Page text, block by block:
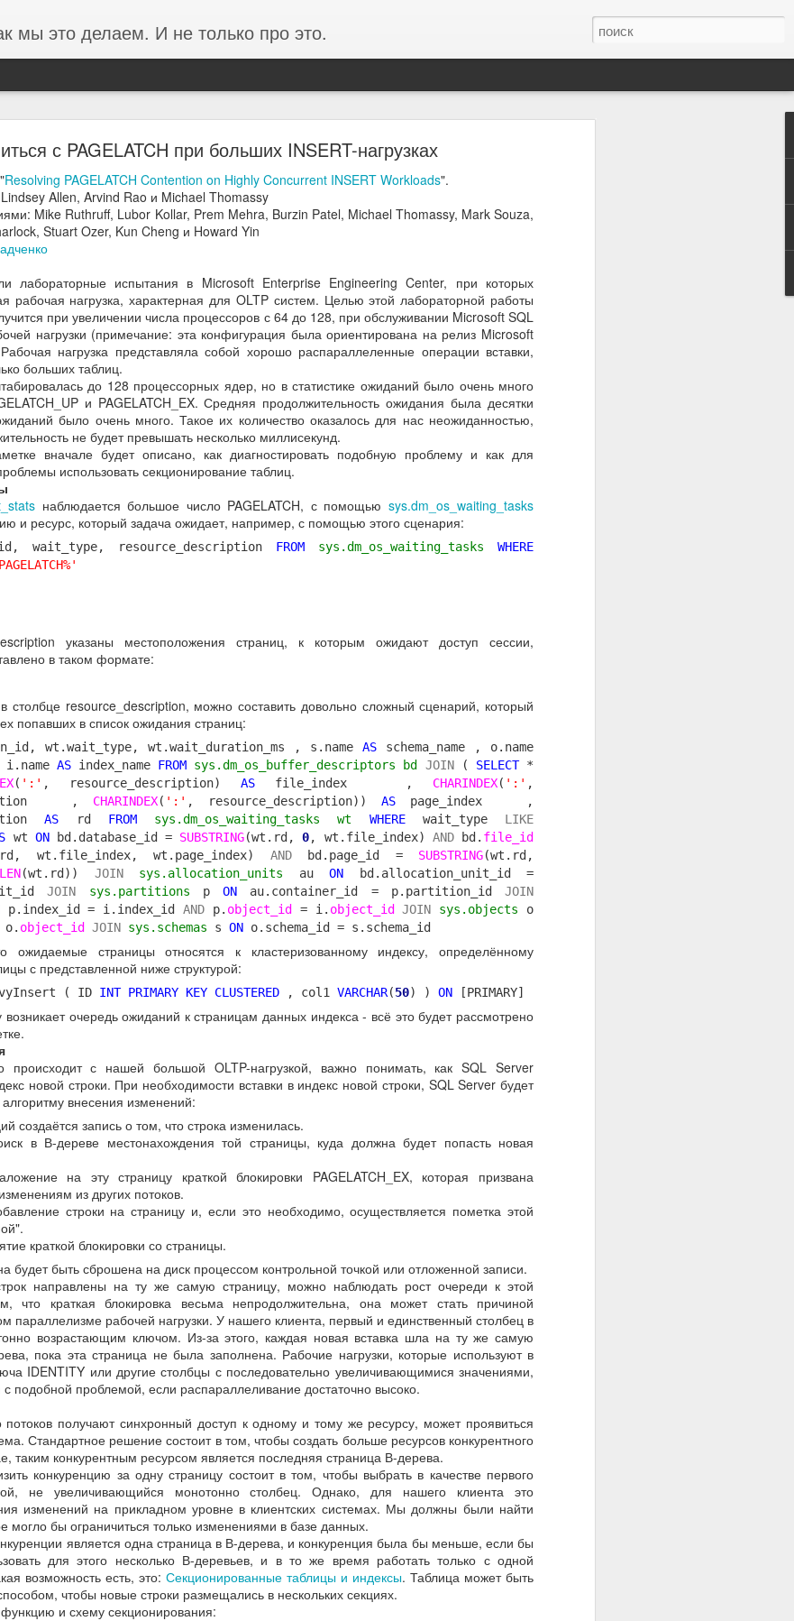
с PAGELATCH при больших INSERT-нагрузках
Resolving PAGELATCH Contention on Highly Concurrent INSERT Workloads".
Allen, Arvind Rao и Michael Thomassy
Mike Ruthruff, Lubor Kollar, Prem Mehra, Burzin Patel, Michael Thomassy, Mark Souza,
Stuart Ozer, Kun Cheng и Howard Yin
лабораторные испытания в Microsoft Enterprise Engineering Center, при которых
рабочая нагрузка, характерная для OLTP систем. Целью этой лабораторной работы
при увеличении числа процессоров с 64 до 128, при обслуживании Microsoft SQL
нагрузки (примечание: эта конфигурация была ориентирована на релиз Microsoft
нагрузка представляла собой хорошо распараллеленные операции вставки,
больших таблиц.
до 128 процессорных ядер, но в статистике ожиданий было очень много
и PAGELATCH_EX. Средняя продолжительность ожидания была десятки
было очень много. Такое их количество оказалось для нас неожиданностью,
не будет превышать несколько миллисекунд.
вначале будет описано, как диагностировать подобную проблему и как для
использовать секционирование таблиц.
наблюдается большое число PAGELATCH, с помощьюsys.dm_os_waiting_tasks
и ресурс, который задача ожидает, например, с помощью этого сценария:
wait_type, resource_description FROM sys.dm_os_waiting_tasks
WHERE
указаны местоположения страниц, к которым ожидают доступ сессии,
в таком формате:
столбце resource_description, можно составить довольно сложный сценарий, который
попавших в список ожидания страниц:
wt.wait_type, wt.wait_duration_ms , s.name AS schema_name , o.name
ASindex_name FROM sys.dm_os_buffer_descriptors bd JOIN( SELECT*
( ':' , resource_description)AS file_index , CHARINDEX( ':' ,
, CHARINDEX( ':' , resource_description))AS page_index ,
AS rd FROM sys.dm_os_waiting_tasks wt WHEREwait_type LIKE
wt ONbd.database_id = SUBSTRING(wt.rd,0, wt.file_index) ANDbd. file_id
wt.file_index, wt.page_index) ANDbd.page_id = SUBSTRING(wt.rd,
LEN(wt.rd)) JOIN sys.allocation_units auON bd.allocation_unit_id =
JOIN sys.partitions p ON au.container_id = p.partition_id JOIN
p.index_id = i.index_idAND p. object_id = i. object_id JOIN sys.objects o
o. object_id JOIN sys.schemas s ON o.schema_id = s.schema_id
ожидаемые страницы относятся к кластеризованному индексу, определённому
с представленной ниже структурой:
( ID INT PRIMARY KEY CLUSTERED , col1 VARCHAR(50) ) ON [PRIMARY]
очередь ожиданий к страницам данных индекса - всё это будет рассмотрено
происходит с нашей большой OLTP-нагрузкой, важно понимать, как SQL Server
новой строки. При необходимости вставки в индекс новой строки, SQL Server будет
внесения изменений:
создаётся запись о том, что строка изменилась.
в В-дереве местонахождения той страницы, куда должна будет попасть новая
на эту страницу краткой блокировки PAGELATCH_EX, которая призвана
из других потоков.
строки на страницу и, если это необходимо, осуществляется пометка этой
краткой блокировки со страницы.
будет быть сброшена на диск процессом контрольной точкой или отложенной записи.
направлены на ту же самую страницу, можно наблюдать рост очереди к этой
что краткая блокировка весьма непродолжительна, она может стать причиной
параллелизме рабочей нагрузки. У нашего клиента, первый и единственный столбец в
возрастающим ключом. Из-за этого, каждая новая вставка шла на ту же самую
пока эта страница не была заполнена. Рабочие нагрузки, которые используют в
IDENTITY или другие столбцы с последовательно увеличивающимися значениями,
с подобной проблемой, если распараллеливание достаточно высоко.
потоков получают синхронный доступ к одному и тому же ресурсу, может проявиться
Стандартное решение состоит в том, чтобы создать больше ресурсов конкурентного
таким конкурентным ресурсом является последняя страница В-дерева.
конкуренцию за одну страницу состоит в том, чтобы выбрать в качестве первого
не увеличивающийся монотонно столбец. Однако, для нашего клиента это
изменений на прикладном уровне в клиентских системах. Мы должны были найти
могло бы ограничиться только изменениями в базе данных.
является одна страница в В-дерева, и конкуренция была бы меньше, если бы
для этого несколько В-деревьев, и в то же время работать только с одной
возможность есть, это: Секционированные таблицы и индексы. Таблица может быть
чтобы новые строки размещались в нескольких секциях.
и схему секционирования:
мы это делаем. И не только про это.
ФОРЭС об анализе производительности виртуальной
среды на базе Proxmox
в 3 раза и проблемы производительности перестали фиксироваться.
Ярлыки:отзыв отзывы
Отзыв от концерна ВКО Алмаз-Антей
Алмаз-Антей (Завод Красное Знамя) о проведенных работах по анализу